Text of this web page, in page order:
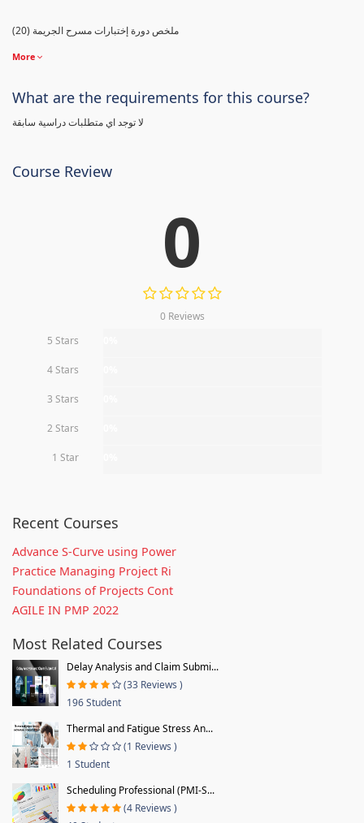
(20) ملخص دورة إختبارات مسرح الجريمة
More
What are the requirements for this course?
لا توجد اي متطلبات دراسية سابقة
Course Review
0
0 Reviews
5 Stars
4 Stars
3 Stars
2 Stars
1 Star
Recent Courses
Advance S-Curve using Power
Practice Managing Project Ri
Foundations of Projects Cont
AGILE IN PMP 2022
Most Related Courses
Delay Analysis and Claim Submi...
(33 Reviews )
196 Student
Thermal and Fatigue Stress An...
(1 Reviews )
1 Student
Scheduling Professional (PMI-S...
(4 Reviews )